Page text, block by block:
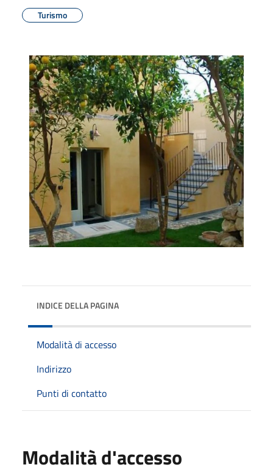
Turismo
INDICE DELLA PAGINA
Modalità di accesso
Indirizzo
Punti di contatto
Modalità d'accesso